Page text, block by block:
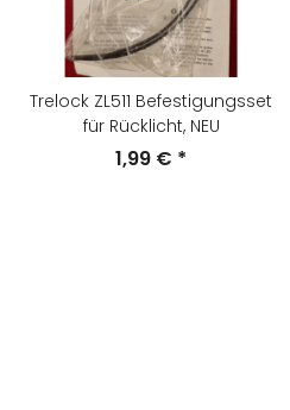
Trelock ZL511 Befestigungsset
für Rücklicht, NEU
1,99 € *